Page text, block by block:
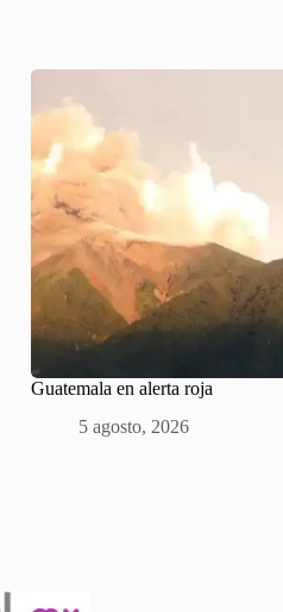
Guatemala en alerta roja
5 agosto, 2026